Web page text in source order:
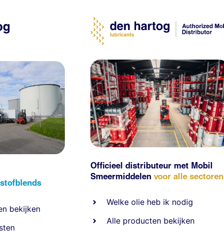
bekijken
Officieel distributeur met Mobil
Smeermiddelen voor alle sectoren
Welke olie heb ik nodig
Alle producten bekijken